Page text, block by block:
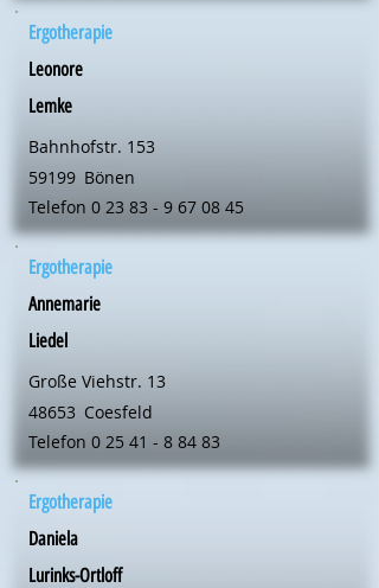
Ergotherapie
Leonore
Lemke
Bahnhofstr. 153
59199 Bönen
Telefon 0 23 83 - 9 67 08 45
Ergotherapie
Annemarie
Liedel
Große Viehstr. 13
48653 Coesfeld
Telefon 0 25 41 - 8 84 83
Ergotherapie
Daniela
Lurinks-Ortloff